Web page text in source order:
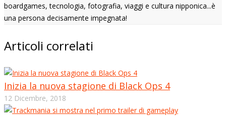
boardgames, tecnologia, fotografia, viaggi e cultura nipponica...è
una persona decisamente impegnata!
Articoli correlati
Inizia la nuova stagione di Black Ops 4
12 Dicembre, 2018